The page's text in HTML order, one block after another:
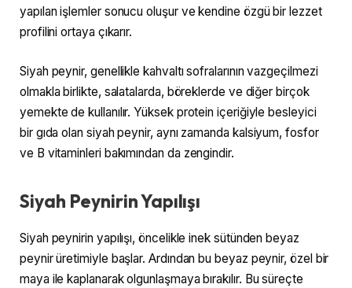
yapılan işlemler sonucu oluşur ve kendine özgü bir lezzet
profilini ortaya çıkarır.
Siyah peynir, genellikle kahvaltı sofralarının vazgeçilmezi
olmakla birlikte, salatalarda, böreklerde ve diğer birçok
yemekte de kullanılır. Yüksek protein içeriğiyle besleyici
bir gıda olan siyah peynir, aynı zamanda kalsiyum, fosfor
ve B vitaminleri bakımından da zengindir.
Siyah Peynirin Yapılışı
Siyah peynirin yapılışı, öncelikle inek sütünden beyaz
peynir üretimiyle başlar. Ardından bu beyaz peynir, özel bir
maya ile kaplanarak olgunlaşmaya bırakılır. Bu süreçte